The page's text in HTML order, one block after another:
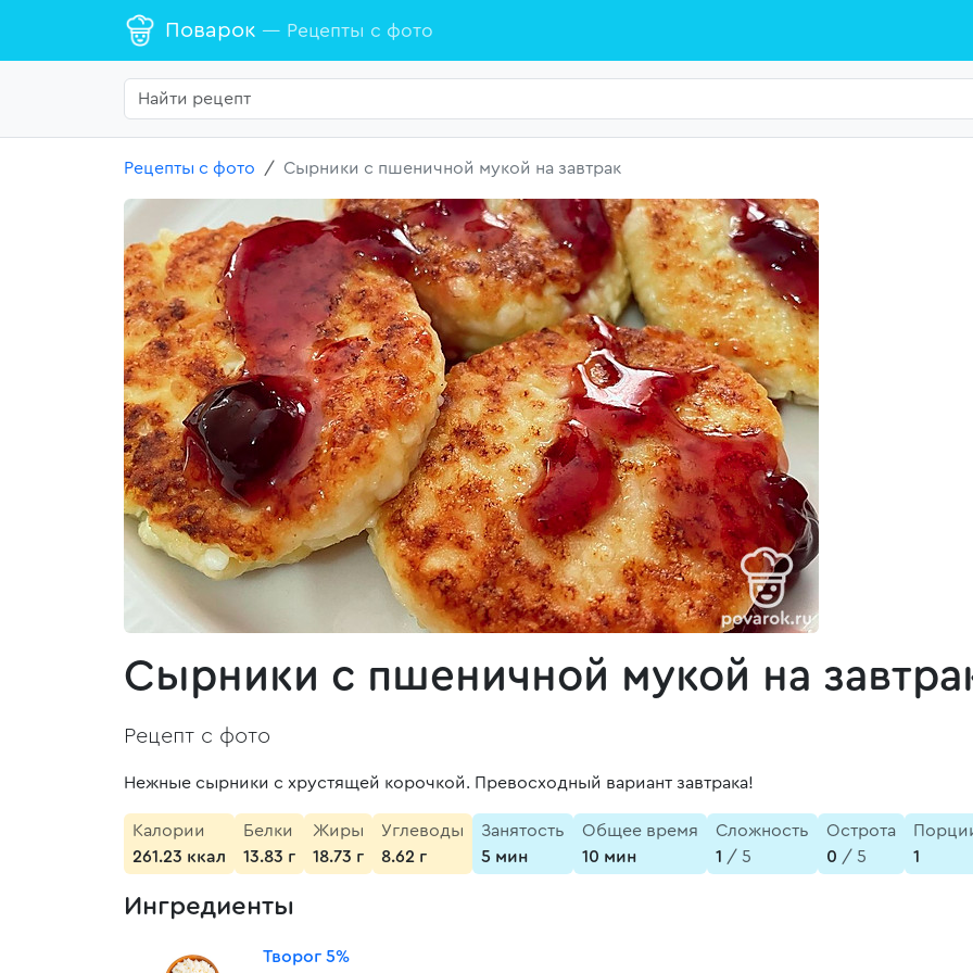
Поварок — Рецепты с фото
Рецепты с фото Сырники с пшеничной мукой на завтрак
Сырники с пшеничной мукой на
Рецепт с фото
Нежные сырники с хрустящей корочкой. Превосходный вариант завтрака!
Калории
261.23 ккал
Белки
13.83 г
Жиры
18.73 г
Углеводы
8.62 г
Занятость
5 мин
Общее время
10 мин
Сложность
1 / 5
Острота
0 / 5
1
Ингредиенты
Творог 5%